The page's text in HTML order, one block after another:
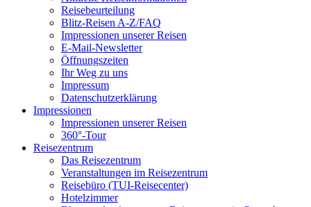
Reisebeurteilung
Blitz-Reisen A-Z/FAQ
Impressionen unserer Reisen
E-Mail-Newsletter
Öffnungszeiten
Ihr Weg zu uns
Impressum
Datenschutzerklärung
Impressionen
Impressionen unserer Reisen
360°-Tour
Reisezentrum
Das Reisezentrum
Veranstaltungen im Reisezentrum
Reisebüro (TUI-Reisecenter)
Hotelzimmer